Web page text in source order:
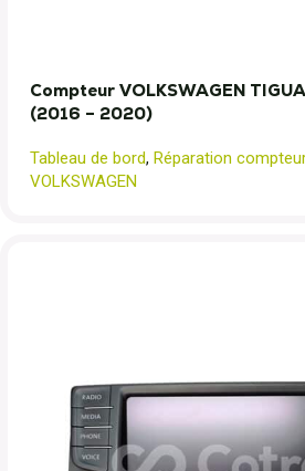
Compteur VOLKSWAGEN
(2016 – 2020)
Tableau de bord, Réparation
VOLKSWAGEN